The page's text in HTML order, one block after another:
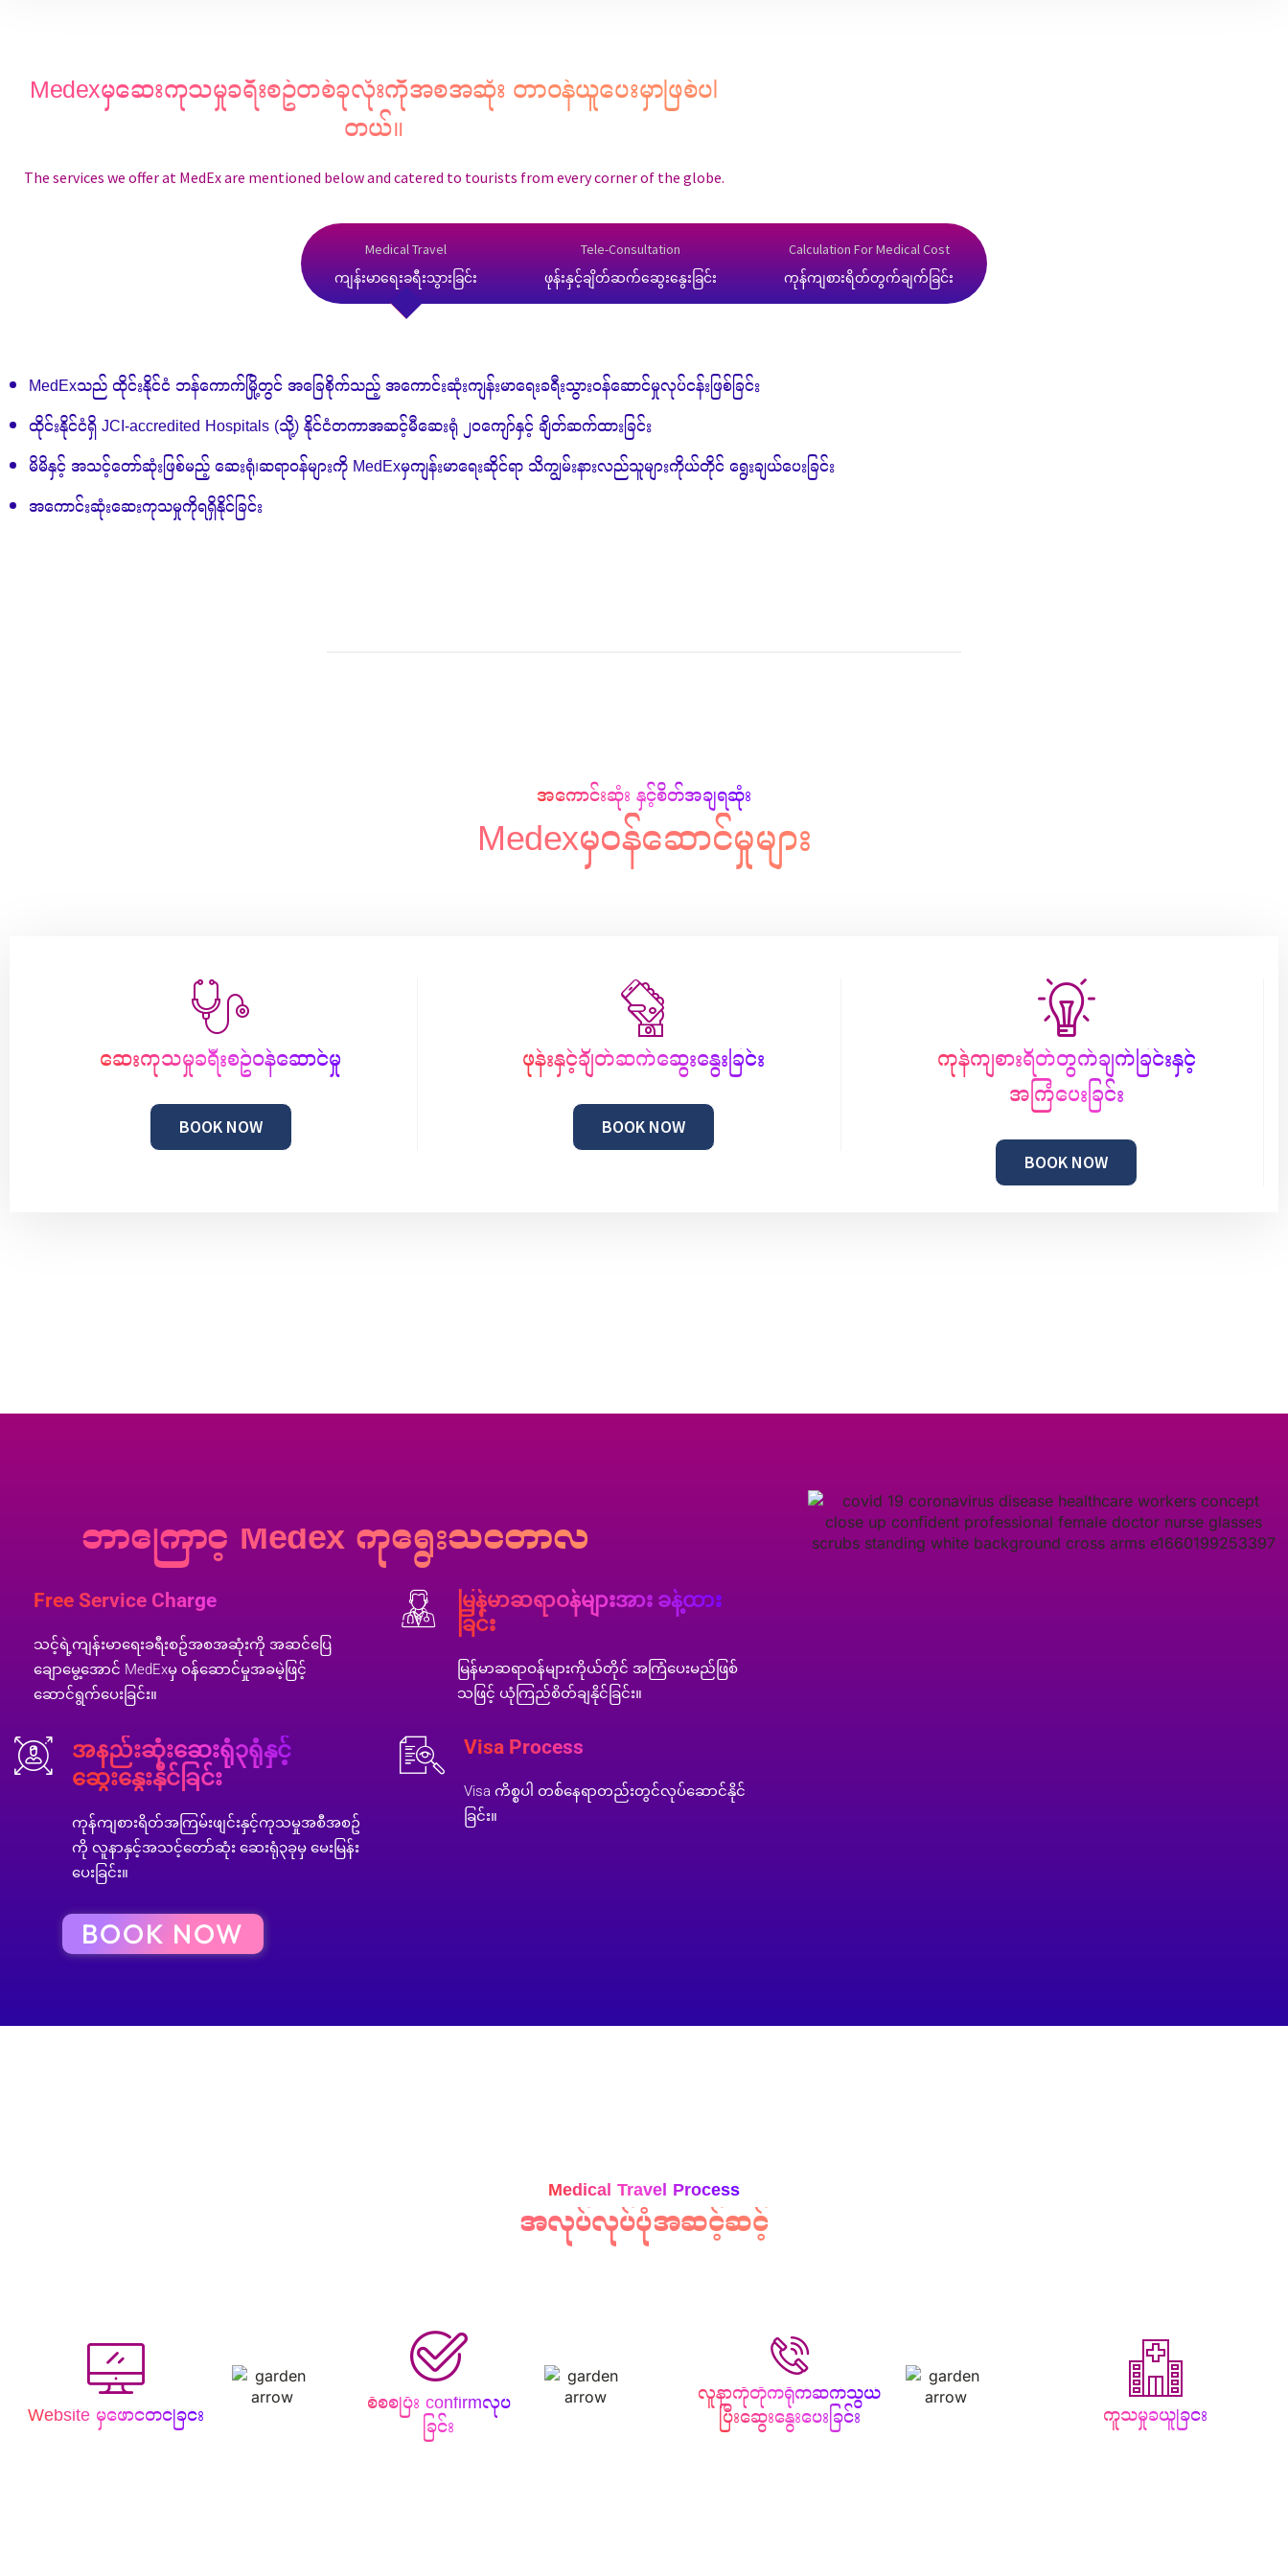
Medexမှဆေးကုသမှုခရီးစဥ်တစ်ခုလုံးကိုအစအဆုံး တာဝန်ယူပေးမှာဖြစ်ပါ
တယ်။
The services we offer at MedEx are mentioned below and catered to tourists from every corner of the globe.
Medical Travel
ကျန်းမာရေးခရီးသွားခြင်း
Tele-Consultation
ဖုန်းနှင့်ချိတ်ဆက်ဆွေးနွေးခြင်း
Calculation For Medical Cost
ကုန်ကျစားရိတ်တွက်ချက်ခြင်း
MedExသည် ထိုင်းနိုင်ငံ ဘန်ကောက်မြို့တွင် အခြေစိုက်သည့် အကောင်းဆုံးကျန်းမာရေးခရီးသွားဝန်ဆောင်မှုလုပ်ငန်းဖြစ်ခြင်း
ထိုင်းနိုင်ငံရှိ JCI-accredited Hospitals (သို့) နိုင်ငံတကာအဆင့်မီဆေးရုံ ၂၀ကျော်နှင့် ချိတ်ဆက်ထားခြင်း
မိမိနှင့် အသင့်တော်ဆုံးဖြစ်မည့် ဆေးရုံ၊ဆရာဝန်များကို MedExမှကျန်းမာရေးဆိုင်ရာ သိကျွမ်းနားလည်သူများကိုယ်တိုင် ရွေးချယ်ပေးခြင်း
အကောင်းဆုံးဆေးကုသမှုကိုရရှိနိုင်ခြင်း
အကောင်းဆုံး နှင့်စိတ်အချရဆုံး
Medexမှဝန်ဆောင်မှုများ
ဆေးကုသမှုခရီးစဥ်ဝန်ဆောင်မှု
BOOK NOW
ဖုန်းနှင့်ချိတ်ဆက်ဆွေးနွေးခြင်း
BOOK NOW
ကုန်ကျစားရိတ်တွက်ချက်ခြင်းနှင့်
အကြံပေးခြင်း
BOOK NOW
ဘာကြောင့် Medex ကို‌ရွေးသင်တာလဲ
Free Service Charge
သင့်ရဲ့ကျန်းမာရေးခရီးစဥ်အစအဆုံးကို အဆင်ပြေ
ချောမွေ့အောင် MedExမှ ဝန်ဆောင်မှုအခမဲ့ဖြင့်
ဆောင်ရွက်ပေးခြင်း။
မြန်မာဆရာဝန်များအား ခန့်ထား
ခြင်း
မြန်မာဆရာဝန်များကိုယ်တိုင် အကြံပေးမည်ဖြစ်
သဖြင့် ယုံကြည်စိတ်ချနိုင်ခြင်း။
အနည်းဆုံးဆေးရုံ၃ရုံနှင့်
ဆွေးနွေးနိုင်ခြင်း
ကုန်ကျစားရိတ်အကြမ်းဖျင်းနှင့်ကုသမှုအစီအစဥ်
ကို လူနာနှင့်အသင့်တော်ဆုံး ဆေးရုံ၃ခုမှ မေးမြန်း
ပေးခြင်း။
Visa Process
Visa ကိစ္စပါ တစ်နေရာတည်းတွင်လုပ်ဆောင်နိုင်
ခြင်း။
BOOK NOW
Medical Travel Process
အလုပ်လုပ်ပုံအဆင့်ဆင့်
Website မှဖောင်တင်ခြင်း စိစစ်ပြီး confirmလုပ်
ခြင်း
လူနာကိုတိုက်ရိုက်ဆက်သွယ်
ပြီးဆွေးနွေးပေးခြင်း ကူသမှုခံယူခြင်း